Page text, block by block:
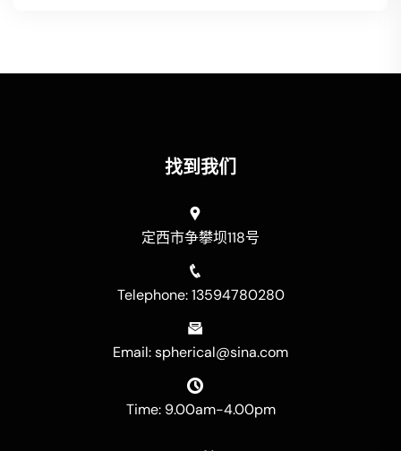
找到我们
定西市争攀坝118号
Telephone: 13594780280
Email: spherical@sina.com
Time: 9.00am-4.00pm